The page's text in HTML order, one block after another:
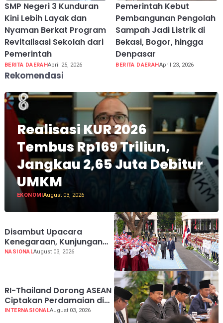
SMP Negeri 3 Kunduran
Kini Lebih Layak dan
Nyaman Berkat Program
Revitalisasi Sekolah dari
Pemerintah
BERITA DAERAHApril 25, 2026
Pemerintah Kebut
Pembangunan Pengolah
Sampah Jadi Listrik di
Bekasi, Bogor, hingga
Denpasar
BERITA DAERAHApril 23, 2026
Rekomendasi
Realisasi KUR 2026
Tembus Rp169 Triliun,
Jangkau 2,65 Juta Debitur
UMKM
EKONOMIAugust 03, 2026
Disambut Upacara
Kenegaraan, Kunjungan
PM Anutin Charnvirakul
NASIONALAugust 03, 2026
RI-Thailand Dorong ASEAN
Ciptakan Perdamaian di
Myanmar Lewat
INTERNASIONALAugust 03, 2026